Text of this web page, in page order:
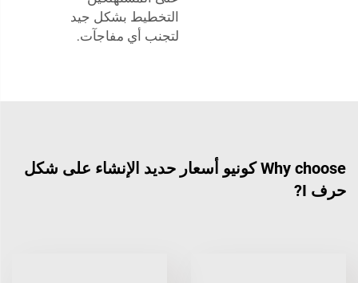
التخطيط بشكل جيد
لتجنب أي مفاجآت.
Why choose كونيو أسعار حديد الإنشاء على شكل
حرف I?